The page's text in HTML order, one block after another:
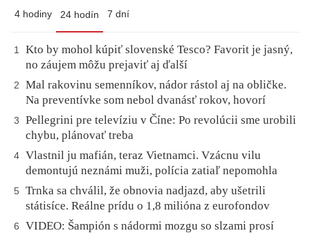
4 hodiny 24 hodín 7 dní
1
Kto by mohol kúpiť slovenské Tesco? Favorit je jasný,
no záujem môžu prejaviť aj ďalší
2
Mal rakovinu semenníkov, nádor rástol aj na obličke.
Na preventívke som nebol dvanásť rokov, hovorí
3
Pellegrini pre televíziu v Číne: Po revolúcii sme urobili
chybu, plánovať treba
4 Vlastnil ju mafián, teraz Vietnamci. Vzácnu vilu
demontujú neznámi muži, polícia zatiaľ nepomohla
5
Trnka sa chválil, že obnovia nadjazd, aby ušetrili
státisíce. Reálne prídu o 1,8 milióna z eurofondov
6
VIDEO: Šampión s nádormi mozgu so slzami prosí